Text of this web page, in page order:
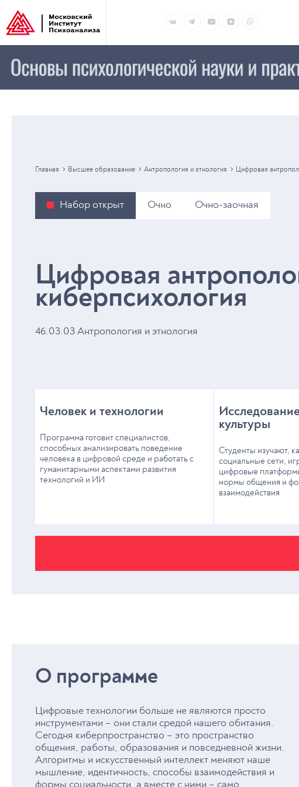
Главная Высшее образование Антропология и этнология Цифровая
Набор открыт Очно Очно-заочная
Цифровая
киберпсихология
46.03.03 Антропология и этнология
Человек и технологии
Программа готовит специалистов,
способных анализировать поведение
человека в цифровой среде и работать с
гуманитарными аспектами развития
технологий и ИИ
культуры
Студенты изучают,
социальные сети,
цифровые
нормы общения и
взаимодействия
О программе
Цифровые технологии больше не являются просто
инструментами – они стали средой нашего обитания.
Сегодня киберпространство – это пространство
общения, работы, образования и повседневной жизни.
Алгоритмы и искусственный интеллект меняют наше
мышление, идентичность, способы взаимодействия и